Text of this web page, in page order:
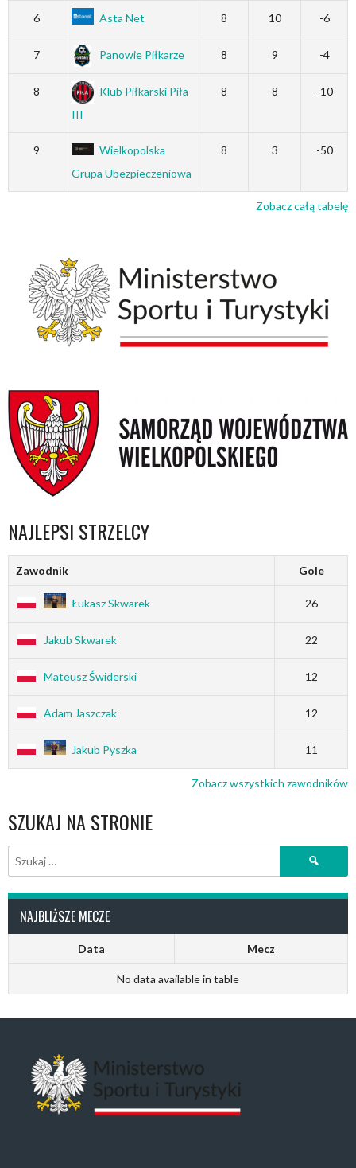
6 Asta Net 8 10 -6
7 Panowie Piłkarze 8 9 -4
8
Klub Piłkarski Piła
III
8 8 -10
9
Wielkopolska
Grupa Ubezpieczeniowa
8 3 -50
Zobacz całą tabelę
NAJLEPSI STRZELCY
Zawodnik Gole
Łukasz Skwarek 26
Jakub Skwarek 22
Mateusz Świderski 12
Adam Jaszczak 12
Jakub Pyszka 11
Zobacz wszystkich zawodników
SZUKAJ NA STRONIE
Szukaj:
NAJBLIŻSZE MECZE
Data Mecz
No data available in table